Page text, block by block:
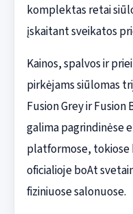
komplektas retai
įskaitant sveikatos
Kainos, spalvos ir
pirkėjams siūlomas
Fusion Grey ir Fusion
galima pagrindinėse
platformose, tokiose
oficialioje boAt
fiziniuose salonuose.